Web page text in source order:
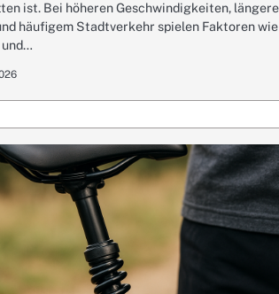
ist. Bei höheren Geschwindigkeiten,
häufigem Stadtverkehr spielen Faktoren wie